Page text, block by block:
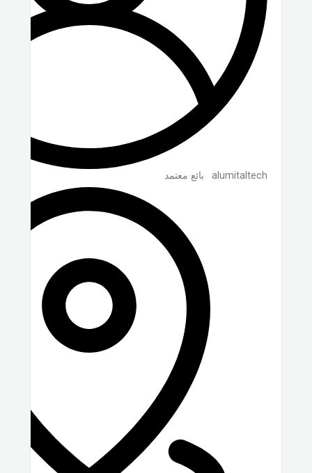
alumitaltech بائع معتمد